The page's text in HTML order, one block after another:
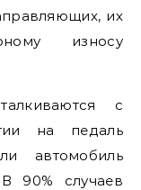
их
износу
с
на педаль
автомобиль
90% случаев